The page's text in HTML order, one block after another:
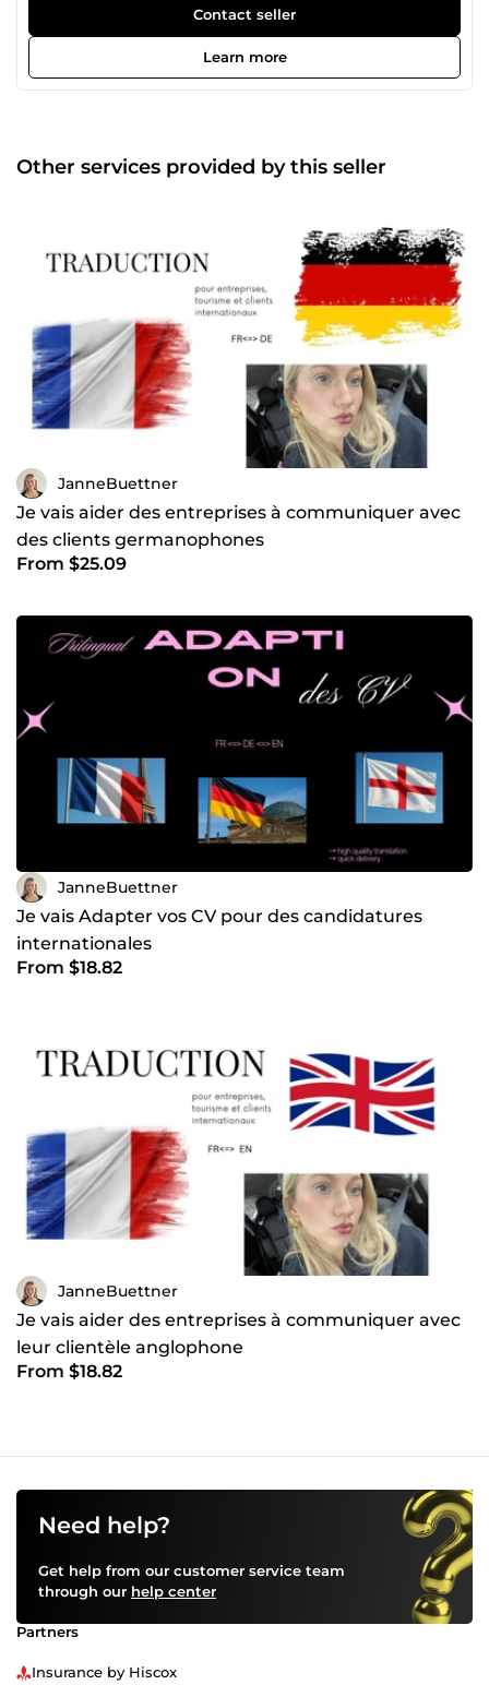
conserver le sens, le ton et la fluidité du texte original afin
d'obtenir un rendu naturel pour vos lecteurs. Je peux
traduire : • sites web • fiches produits e-commerce • emails
et contenus marketing • CV et lettres de motivation •
Contact seller
Learn more
Other services provided by this seller
JanneBuettner
Je vais aider des entreprises à communiquer avec
des clients germanophones
From $25.09
JanneBuettner
Je vais Adapter vos CV pour des candidatures
internationales
From $18.82
JanneBuettner
Je vais aider des entreprises à communiquer avec
leur clientèle anglophone
From $18.82
Need help?
Get help from our customer service team
through our help center
Partners
Insurance by Hiscox